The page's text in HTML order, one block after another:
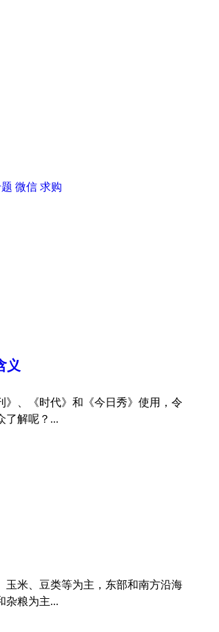
微信 求购
义
、《时代》和《今日秀》使用，令
了解呢？...
玉米、豆类等为主，东部和南方沿海
杂粮为主...